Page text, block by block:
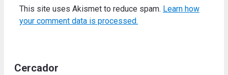
This site uses Akismet to reduce spam. Learn how
your comment data is processed.
Cercador